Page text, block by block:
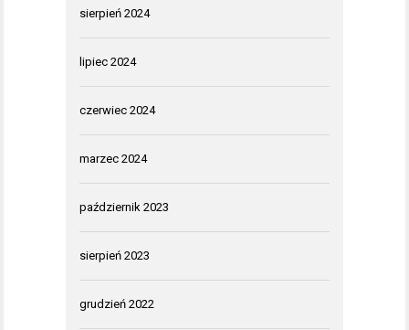
sierpień 2024
lipiec 2024
czerwiec 2024
marzec 2024
październik 2023
sierpień 2023
grudzień 2022